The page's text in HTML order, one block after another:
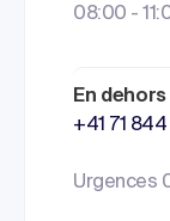
08:00 -
En
+41 71
Urgences